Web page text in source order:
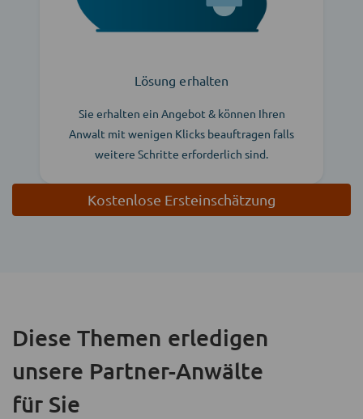
Lösung erhalten
Sie erhalten ein Angebot & können Ihren
Anwalt mit wenigen Klicks beauftragen falls
weitere Schritte erforderlich sind.
Kostenlose Ersteinschätzung
Diese Themen erledigen
unsere Partner-Anwälte
für Sie